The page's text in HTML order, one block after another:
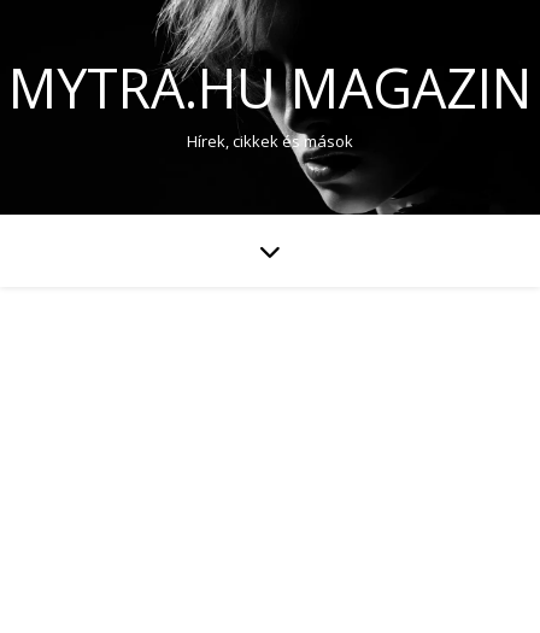
MYTRA.HU MAGAZIN
Hírek, cikkek és mások